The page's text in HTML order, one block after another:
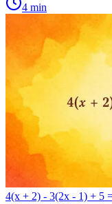
4 min
4(x + 2) - 3(2x - 1) + 5